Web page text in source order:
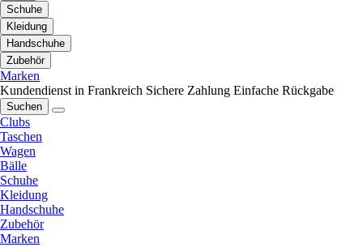
Schuhe
Kleidung
Handschuhe
Zubehör
Marken
Kundendienst in Frankreich Sichere Zahlung Einfache Rückgabe
Suchen
Clubs
Taschen
Wagen
Bälle
Schuhe
Kleidung
Handschuhe
Zubehör
Marken